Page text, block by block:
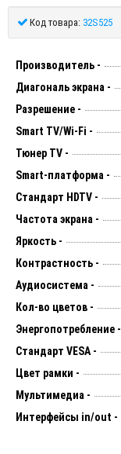
Код товара: 32S525
Производитель -
Диагональ экрана -
Разрешение -
Smart TV/Wi-Fi -
Тюнер TV -
Smart-платформа -
Стандарт HDTV -
Частота экрана -
Яркость -
Контрастность -
Аудиосистема -
Кол-во цветов -
Энергопотребление -
Стандарт VESA -
Цвет рамки -
Мультимедиа -
Интерфейсы in/out -